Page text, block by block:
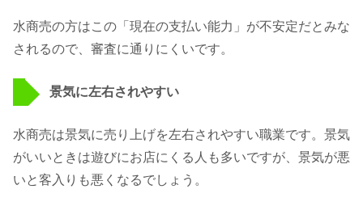
水商売の方はこの「現在の支払い能力」が不安定だとみな
されるので、審査に通りにくいです。
景気に左右されやすい
水商売は景気に売り上げを左右されやすい職業です。景気
がいいときは遊びにお店にくる人も多いですが、景気が悪
いと客入りも悪くなるでしょう。